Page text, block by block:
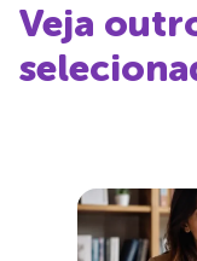
Veja